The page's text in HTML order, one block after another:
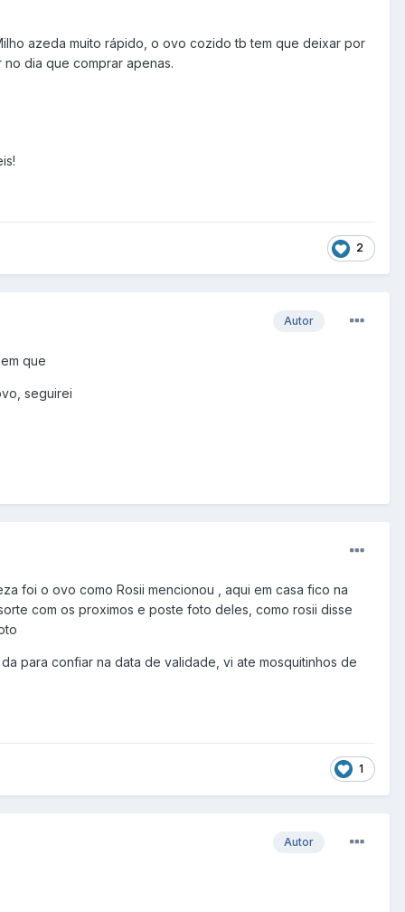
azeda muito rápido, o ovo cozido tb tem que deixar por
dia que comprar apenas.
2
Autor
que
seguirei
foi o ovo como Rosii mencionou , aqui em casa fico na
com os proximos e poste foto deles, como rosii disse
para confiar na data de validade, vi ate mosquitinhos de
1
Autor